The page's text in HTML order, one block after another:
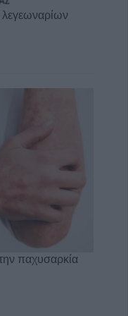
παχυσαρκία